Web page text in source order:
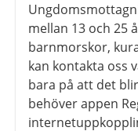
mellan 13 och 25
barnmorskor,
kan kontakta oss
bara på att det
behöver appen